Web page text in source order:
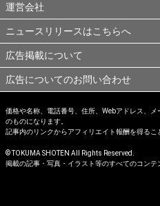
運営会社
ニュースリリースはこちらへ
広告掲載について
広告についてのお問い合わせ
価格や名称、電話番号、住所、Webアドレス、
のものになります。
記事内のリンクからアフィリエイト報酬を得るこ
© TOKUMA SHOTEN All Rights Reserved.
掲載の記事・写真・イラスト等のすべてのコンテ